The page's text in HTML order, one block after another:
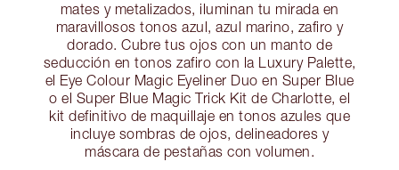
mates y metalizados, iluminan tu mirada en
maravillosos tonos azul, azul marino, zafiro y
dorado. Cubre tus ojos con un manto de
seducción en tonos zafiro con la Luxury Palette,
el Eye Colour Magic Eyeliner Duo en Super Blue
o el Super Blue Magic Trick Kit de Charlotte, el
kit definitivo de maquillaje en tonos azules que
incluye sombras de ojos, delineadores y
máscara de pestañas con volumen.